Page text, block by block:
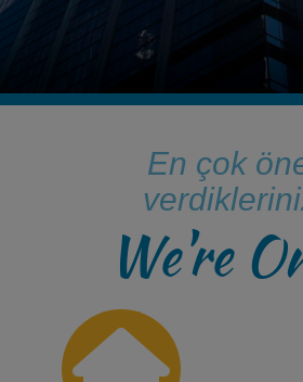
En çok
We're